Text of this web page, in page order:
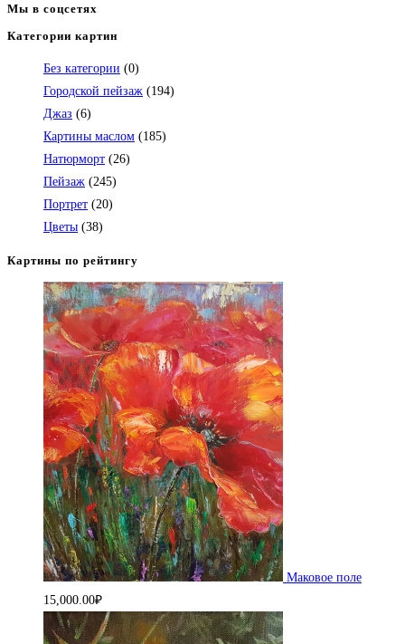
Мы в соцсетях
Откроется
в
вашем
приложении
Категории картин
Без категории (0)
Городской пейзаж (194)
Джаз (6)
Картины маслом (185)
Натюрморт (26)
Пейзаж (245)
Портрет (20)
Цветы (38)
Картины по рейтингу
Маковое поле
15,000.00₽